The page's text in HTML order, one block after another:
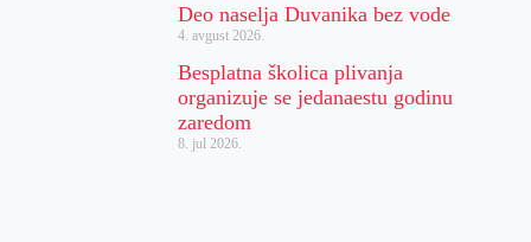
Deo naselja Duvanika bez vode
4. avgust 2026.
Besplatna školica plivanja
organizuje se jedanaestu godinu
zaredom
8. jul 2026.